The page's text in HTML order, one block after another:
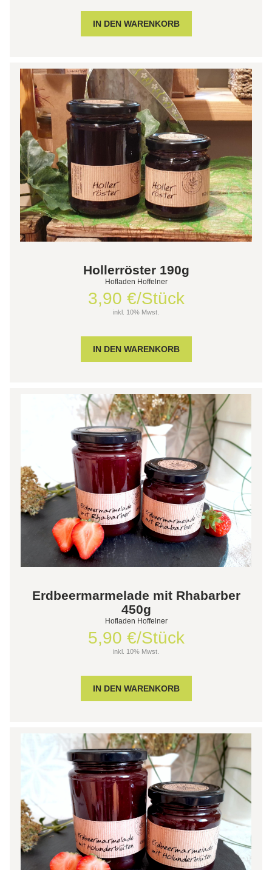
Hollerröster 190g
Hofladen Hoffelner
3,90 €/Stück
inkl. 10% Mwst.
Erdbeermarmelade mit Rhabarber
450g
Hofladen Hoffelner
5,90 €/Stück
inkl. 10% Mwst.